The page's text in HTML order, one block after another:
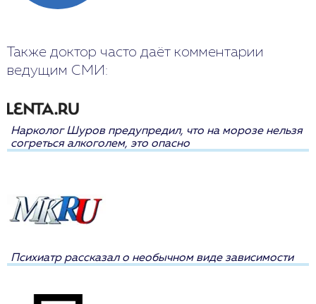
Также доктор часто даёт комментарии
ведущим СМИ:
Нарколог Шуров предупредил, что на морозе нельзя
согреться алкоголем, это опасно
Психиатр рассказал о необычном виде зависимости